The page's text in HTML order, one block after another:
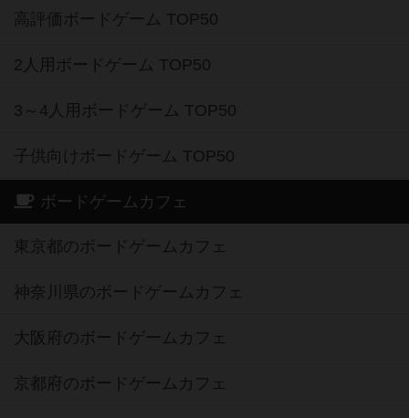
高評価ボードゲーム TOP50
2人用ボードゲーム TOP50
3～4人用ボードゲーム TOP50
子供向けボードゲーム TOP50
ボードゲームカフェ
東京都のボードゲームカフェ
神奈川県のボードゲームカフェ
大阪府のボードゲームカフェ
京都府のボードゲームカフェ